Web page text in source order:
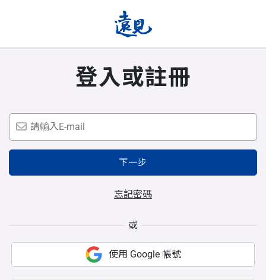
登入或註冊
下一步
忘記密碼
或
使用 Google 帳號